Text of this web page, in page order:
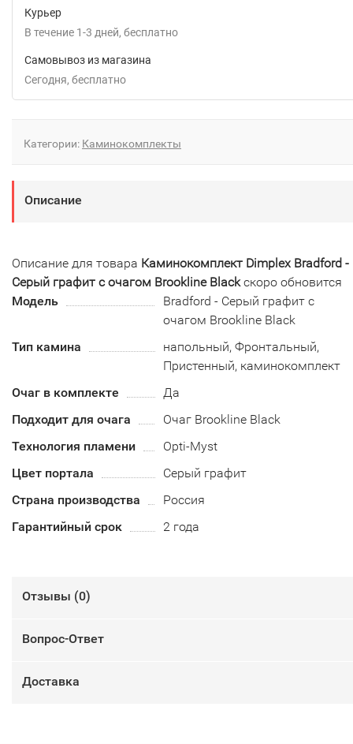
Курьер
В течение 1-3 дней Бесплатно
Самовывоз из магазина
Сегодня
Бесплатно
Категории: Каминокомплекты
Описание
Описание для товара Каминокомплект Dimplex Bradford -
Серый графит с очагом Brookline Blackскоро обновится
Модель
Bradford - Серый графит с
очагом Brookline Black
Тип камина
напольный, Фронтальный,
Пристенный, каминокомплект
Очаг в комплекте
Да
Подходит для очага
Очаг Brookline Black
Технология пламени
Opti-Myst
Цвет портала
Серый графит
Страна производства
Россия
Гарантийный срок
2 года
Отзывы (0)
Вопрос-Ответ
Доставка